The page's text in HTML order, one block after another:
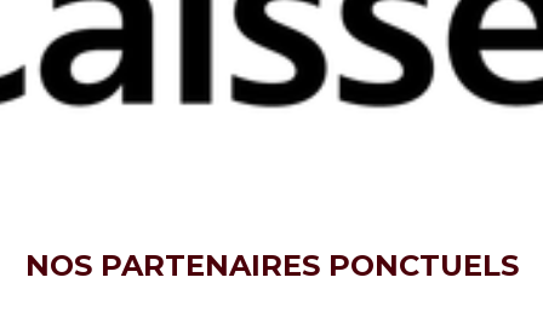
NOS PARTENAIRES PONCTUELS